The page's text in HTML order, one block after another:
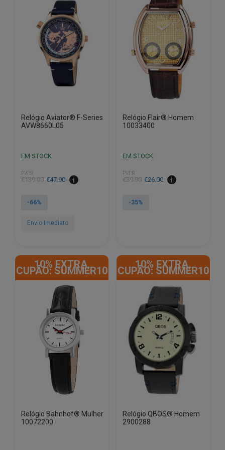
Relógio Aviator® F-Series
AVW8660L05
EM STOCK
PVPR
€139.00
O
original
€139.00.
€47.90
O
atual
€47.90.
-66%
Envio Imediato
Relógio Flair® Homem
10033400
EM STOCK
PVPR
€39.90
O
original
€26.00
O
atual
-35%
10% EXTRA,
CUPÃO: SUMMER10
Relógio Bahnhof® Mulher
10072200
10% EXTRA,
CUPÃO: SUMMER10
Relógio QBOS® Homem
2900288